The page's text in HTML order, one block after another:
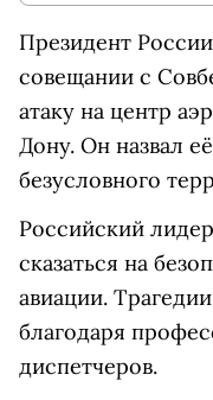
Президент
совещании с
атаку на центр
Дону. Он назвал
безусловного
Российский
сказаться на
авиации.
благодаря
диспетчеров.